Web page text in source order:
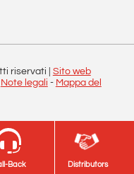
Back Distributors
Back Distributors
riservati | Sito web
Note legali - Mappa del